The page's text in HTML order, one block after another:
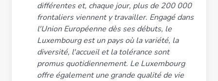
différentes et, chaque jour, plus de 200 000
frontaliers viennent y travailler. Engagé dans
l'Union Européenne dès ses débuts, le
Luxembourg est un pays où la variété, la
diversité, l'accueil et la tolérance sont
promus quotidiennement. Le Luxembourg
offre également une grande qualité de vie